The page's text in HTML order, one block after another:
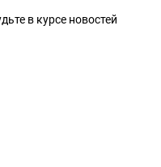
в курсе новостей